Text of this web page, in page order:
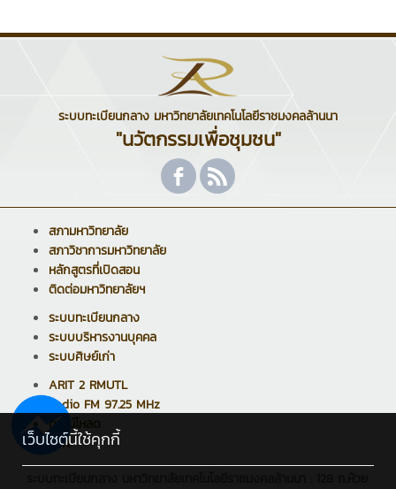
ระบบทะเบียนกลาง มหาวิทยาลัยเทคโนโลยีราชมงคลล้านนา
"นวัตกรรมเพื่อชุมชน"
สภามหาวิทยาลัย
สภาวิชาการมหาวิทยาลัย
หลักสูตรที่เปิดสอน
ติดต่อมหาวิทยาลัยฯ
ระบบทะเบียนกลาง
ระบบบริหารงานบุคคล
ระบบศิษย์เก่า
ARIT 2 RMUTL
Radio FM 97.25 MHz
ดาวน์โหลด
สวท.
เว็บไซต์นี้ใช้คุกกี้